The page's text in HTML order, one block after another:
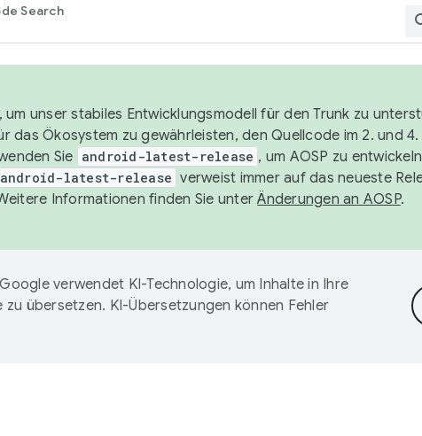
Search
um unser stabiles Entwicklungsmodell für den Trunk zu
das Ökosystem zu gewährleisten, den Quellcode im 2. und 4.
Sie android-latest-release , um AOSP zu
android-latest-release verweist immer auf das neueste
Informationen finden Sie unterÄnderungen an AOSP.
Google verwendet KI-Technologie, um Inhalte in Ihre
übersetzen. KI-Übersetzungen können Fehler